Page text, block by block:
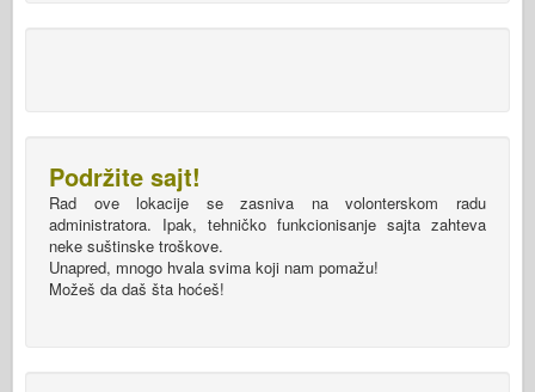
Podržite sajt!
Rad ove lokacije se zasniva na volonterskom radu
administratora. Ipak, tehničko funkcionisanje sajta zahteva
neke suštinske troškove.
Unapred, mnogo hvala svima koji nam pomažu!
Možeš da daš šta hoćeš!